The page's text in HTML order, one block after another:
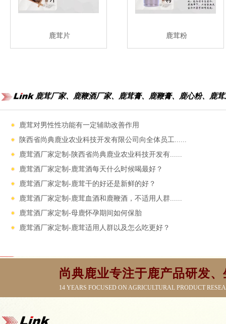
鹿茸片 鹿茸粉
鹿茸厂家、鹿鞭酒厂家、鹿茸膏、鹿鞭膏、鹿心粉、鹿
鹿茸对男性性功能‌有一定辅助改善作用
陕西省尚典鹿业农业科技开发有限公司向全体员工......
鹿茸酒厂家定制-陕西省尚典鹿业农业科技开发有......
鹿茸酒厂家定制-鹿茸酒每天什么时候喝最好？
鹿茸酒厂家定制-鹿茸干的好还是新鲜的好？
鹿茸酒厂家定制-鹿茸血酒和鹿鞭酒，不适用人群......
鹿茸酒厂家定制-母鹿怀孕期间如何保胎
鹿茸酒厂家定制-鹿茸适用人群以及怎么吃更好？
尚典鹿业专注于鹿产品研发
14 YEARS FOCUSED ON AGRICULTURAL PRODUCT